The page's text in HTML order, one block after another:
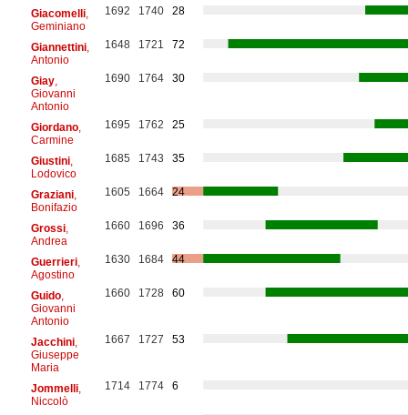
Giacomelli,
Geminiano
1692 1740 28
Giannettini,
Antonio
1648 1721 72
Giay,
Giovanni
Antonio
1690 1764 30
Giordano,
Carmine
1695 1762 25
Giustini,
Lodovico
1685 1743 35
Graziani,
Bonifazio
1605 1664 24
Grossi,
Andrea
1660 1696 36
Guerrieri,
Agostino
1630 1684 44
Guido,
Giovanni
Antonio
1660 1728 60
Jacchini,
Giuseppe
Maria
1667 1727 53
Jommelli,
Niccolò
1714 1774 6